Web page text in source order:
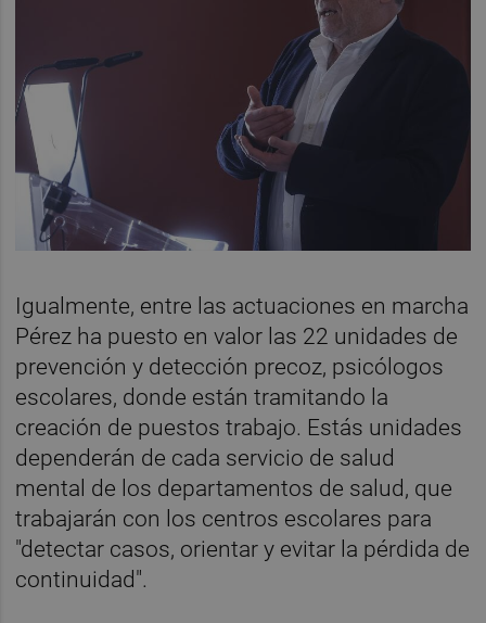
Igualmente, entre las actuaciones en marcha
Pérez ha puesto en valor las 22 unidades de
prevención y detección precoz, psicólogos
escolares, donde están tramitando la
creación de puestos trabajo. Estás unidades
dependerán de cada servicio de salud
mental de los departamentos de salud, que
trabajarán con los centros escolares para
"detectar casos, orientar y evitar la pérdida de
continuidad".